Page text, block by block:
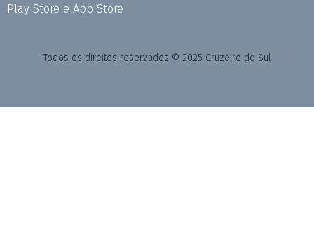
Play Store e App Store
Todos os direitos reservados © 2025 Cruzeiro do Sul